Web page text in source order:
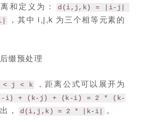
和定义为：
d(i,j,k) = |i-j|
，其中 i,j,k 为三个相等元素的
缀预处理
j < k ，距离公式可以展开为
i) + (k-j) + (k-i) = 2 * (k-
， d(i,j,k) = 2 * |k-i| 。